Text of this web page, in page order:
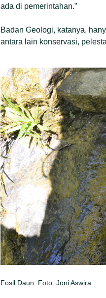
ada di pemerintahan.”
Badan Geologi, katanya,
antara lain konservasi,
Fosil Daun. Foto: Joni Aswira